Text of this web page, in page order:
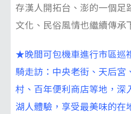
存漢人開拓台、澎的一個足
文化、民俗風情也繼續傳承
★晚間可包機車進行市區巡
騎走訪：中央老街、天后宮
村、百年便利商店等地，深
湖人體驗，享受最美味的在